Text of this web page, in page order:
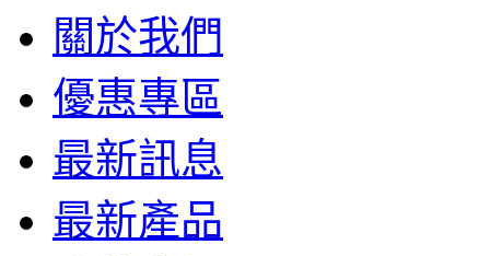
關於我們
優惠專區
最新訊息
最新產品